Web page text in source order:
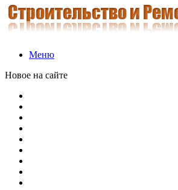
Меню
Новое на сайте